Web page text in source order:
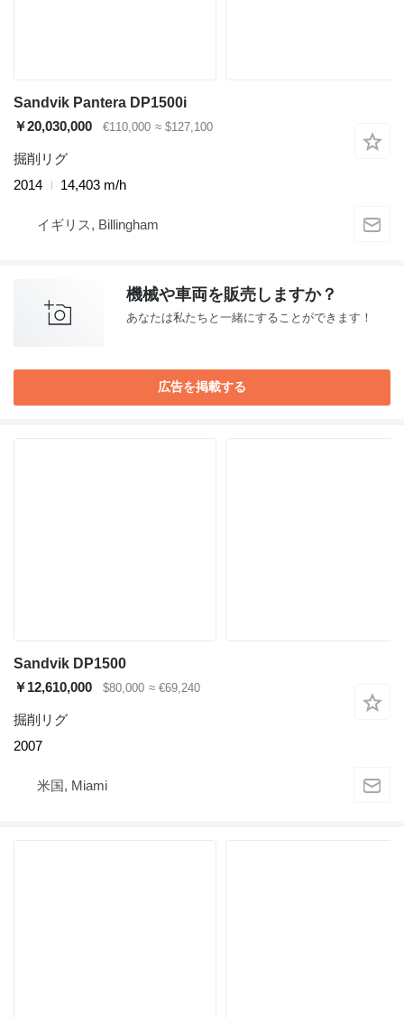
Sandvik Pantera DP1500i
￥20,030,000
€110,000 ≈ $127,100
掘削リグ
2014
14,403 m/h
イギリス, Billingham
機械や車両を販売しますか？
あなたは私たちと一緒にすることができます！
広告を掲載する
Sandvik DP1500
￥12,610,000
$80,000 ≈ €69,240
掘削リグ
2007
米国, Miami